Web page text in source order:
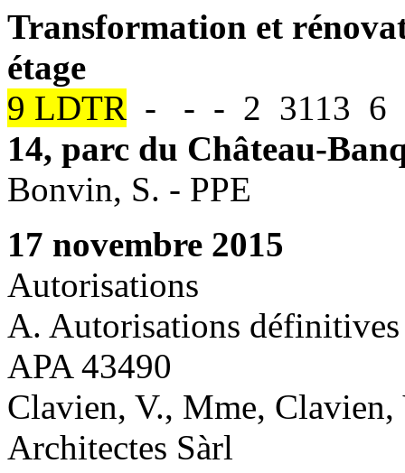
Transformation et
étage
9 LDTR - - - 2 3113 6
14, parc du Château-
Bonvin, S. - PPE
17 novembre 2015
Autorisations
A. Autorisations définitives
APA 43490
Clavien, V., Mme,
Architectes Sàrl